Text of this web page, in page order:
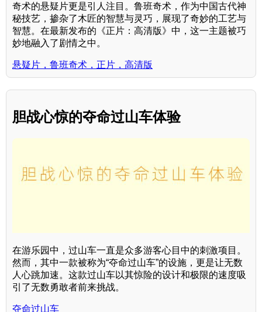
奇术的悬疑片更是引人注目。鲁班奇术，作为中国古代神
秘技艺，掺杂了木匠的智慧与灵巧，展现了奇妙的工艺与
智慧。在最新发布的《正片：高清版》中，这一主题被巧
妙地融入了剧情之中。
悬疑片，鲁班奇术，正片，高清版
胆战心惊的夺命过山车体验
在游乐园中，过山车一直是众多游客心目中的刺激项目。
然而，其中一款被称为“夺命过山车”的设施，更是让无数
人心跳加速。这款过山车以其惊险的设计和极限的速度吸
引了无数勇敢者前来挑战。
夺命过山车